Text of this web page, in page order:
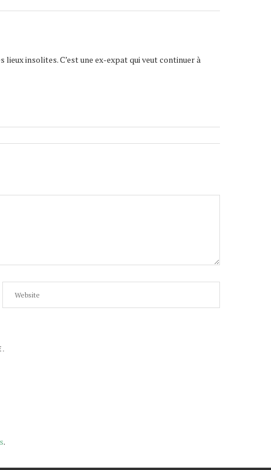
lieux insolites. C’est une ex-expat qui veut continuer à
.